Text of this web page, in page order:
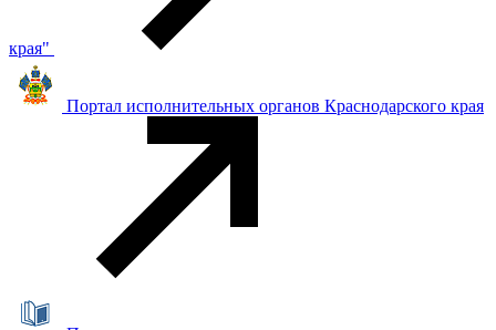
края"
Портал исполнительных органов Краснодарского края